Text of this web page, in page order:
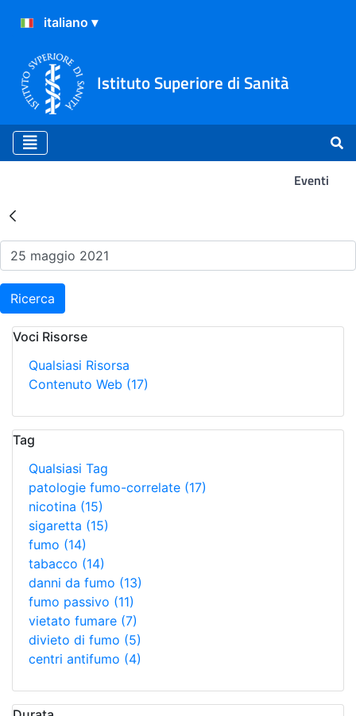
Istituto Superiore di Sanità
Eventi
Risultati della Ricerca -
Ricerca
Voci Risorse
Qualsiasi Risorsa
Contenuto Web (17)
Tag
Qualsiasi Tag
patologie fumo-correlate (17)
nicotina (15)
sigaretta (15)
fumo (14)
tabacco (14)
danni da fumo (13)
fumo passivo (11)
vietato fumare (7)
divieto di fumo (5)
centri antifumo (4)